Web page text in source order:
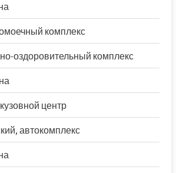
комплекс
оздоровительный комплекс
центр
автокомплекс